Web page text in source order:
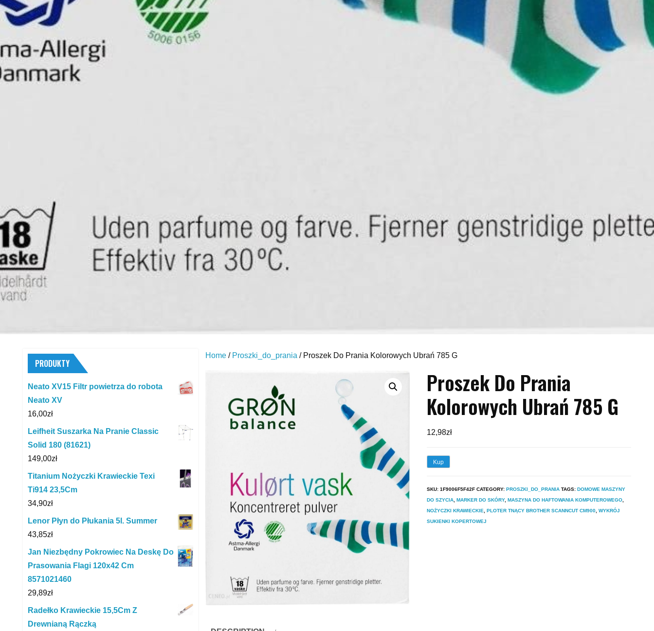
Home / Proszki_do_prania / Proszek Do Prania Kolorowych Ubrań 785 G
Proszek Do Prania
Kolorowych Ubrań 785 G
12,98zł
Kup
SKU: 1F9006F5F42F CATEGORY: PROSZKI_DO_PRANIA TAGS: DOMOWE MASZYNY
DO SZYCIA MARKER DO SKÓRY, MASZYNA DO HAFTOWANIA KOMPUTEROWEGO
NOŻYCZKI KRAWIECKIE
PLOTER TNĄCY BROTHER SCANNCUT CM900 WYKRÓJ
SUKIENKI KOPERTOWEJ
PRODUKTY
Neato XV15 Filtr powietrza do robota
Neato XV
16,00zł
Leifheit Suszarka Na Pranie Classic
Solid 180 (81621)
149,00zł
Titanium Nożyczki Krawieckie Texi
Ti914 23,5Cm
34,90zł
Lenor Płyn do Płukania 5l. Summer
43,85zł
Jan Niezbędny Pokrowiec Na Deskę Do
Prasowania Flagi 120x42 Cm
8571021460
29,89zł
Radełko Krawieckie 15,5Cm Z
Drewnianą Rączką